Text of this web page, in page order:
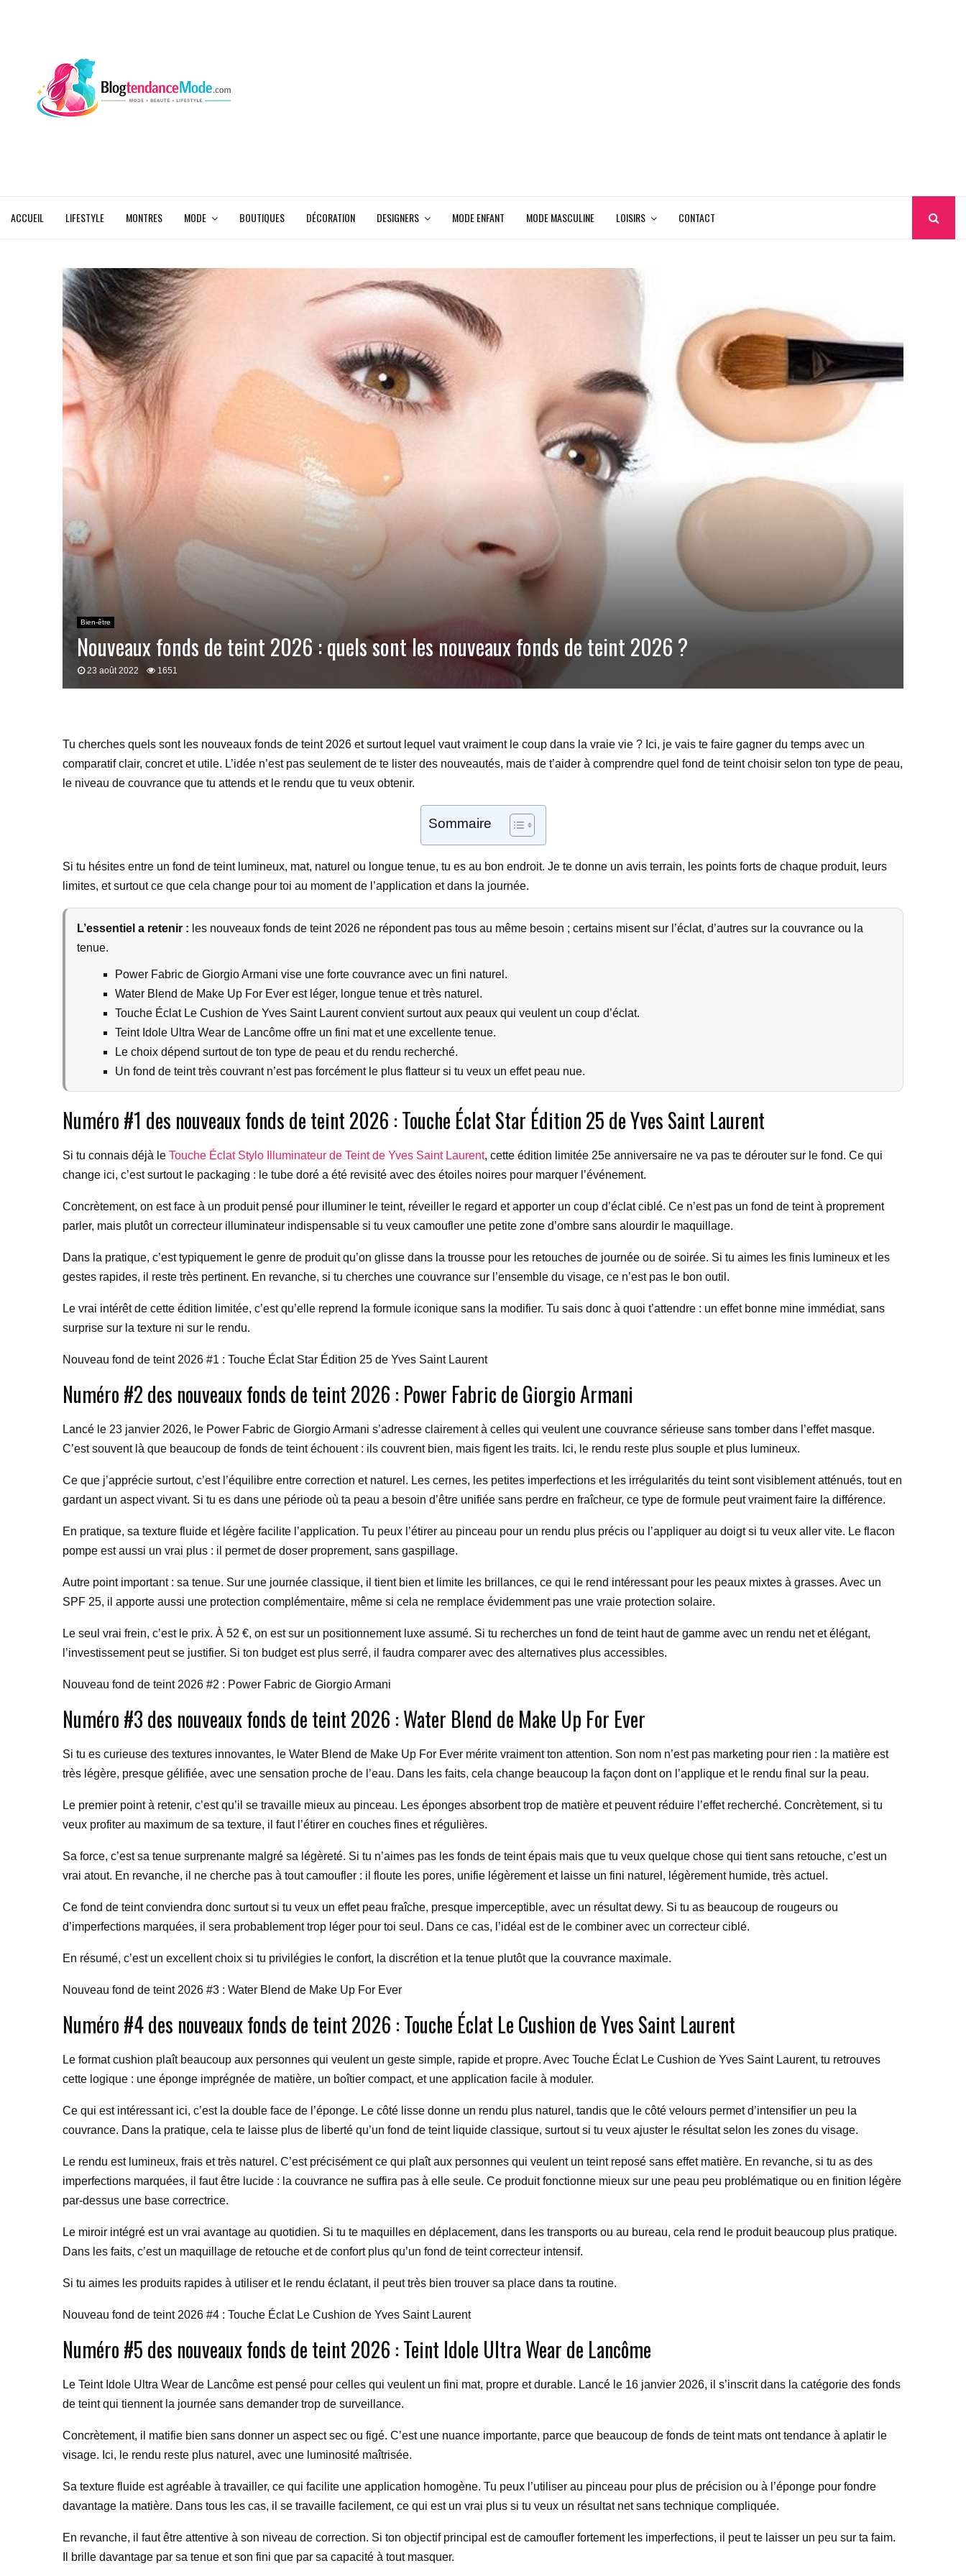
ACCUEIL LIFESTYLE MONTRES MODE BOUTIQUES DÉCORATION DESIGNERS MODE ENFANT MODE MASCULINE LOISIRS CONTACT
Bien-être
Nouveaux fonds de teint 2026 : quels sont les nouveaux fonds de teint 2026 ?
23 août 2022 1651
Tu cherches quels sont les nouveaux fonds de teint 2026 et surtout lequel vaut vraiment le coup dans la vraie vie ? Ici, je vais te faire gagner du temps avec un
comparatif clair, concret et utile. L’idée n’est pas seulement de te lister des nouveautés, mais de t’aider à comprendre quel fond de teint choisir selon ton type de peau,
le niveau de couvrance que tu attends et le rendu que tu veux obtenir.
Sommaire
Si tu hésites entre un fond de teint lumineux, mat, naturel ou longue tenue, tu es au bon endroit. Je te donne un avis terrain, les points forts de chaque produit, leurs
limites, et surtout ce que cela change pour toi au moment de l’application et dans la journée.
L’essentiel a retenir : les nouveaux fonds de teint 2026 ne répondent pas tous au même besoin ; certains misent sur l’éclat, d’autres sur la couvrance ou la
tenue.
Power Fabric de Giorgio Armani vise une forte couvrance avec un fini naturel.
Water Blend de Make Up For Ever est léger, longue tenue et très naturel.
Touche Éclat Le Cushion de Yves Saint Laurent convient surtout aux peaux qui veulent un coup d’éclat.
Teint Idole Ultra Wear de Lancôme offre un fini mat et une excellente tenue.
Le choix dépend surtout de ton type de peau et du rendu recherché.
Un fond de teint très couvrant n’est pas forcément le plus flatteur si tu veux un effet peau nue.
Numéro #1 des nouveaux fonds de teint 2026 : Touche Éclat Star Édition 25 de Yves Saint Laurent
Si tu connais déjà le Touche Éclat Stylo Illuminateur de Teint de Yves Saint Laurent, cette édition limitée 25e anniversaire ne va pas te dérouter sur le fond. Ce qui
change ici, c’est surtout le packaging : le tube doré a été revisité avec des étoiles noires pour marquer l’événement.
Concrètement, on est face à un produit pensé pour illuminer le teint, réveiller le regard et apporter un coup d’éclat ciblé. Ce n’est pas un fond de teint à proprement
parler, mais plutôt un correcteur illuminateur indispensable si tu veux camoufler une petite zone d’ombre sans alourdir le maquillage.
Dans la pratique, c’est typiquement le genre de produit qu’on glisse dans la trousse pour les retouches de journée ou de soirée. Si tu aimes les finis lumineux et les
gestes rapides, il reste très pertinent. En revanche, si tu cherches une couvrance sur l’ensemble du visage, ce n’est pas le bon outil.
Le vrai intérêt de cette édition limitée, c’est qu’elle reprend la formule iconique sans la modifier. Tu sais donc à quoi t’attendre : un effet bonne mine immédiat, sans
surprise sur la texture ni sur le rendu.
Nouveau fond de teint 2026 #1 : Touche Éclat Star Édition 25 de Yves Saint Laurent
Numéro #2 des nouveaux fonds de teint 2026 : Power Fabric de Giorgio Armani
Lancé le 23 janvier 2026, le Power Fabric de Giorgio Armani s’adresse clairement à celles qui veulent une couvrance sérieuse sans tomber dans l’effet masque.
C’est souvent là que beaucoup de fonds de teint échouent : ils couvrent bien, mais figent les traits. Ici, le rendu reste plus souple et plus lumineux.
Ce que j’apprécie surtout, c’est l’équilibre entre correction et naturel. Les cernes, les petites imperfections et les irrégularités du teint sont visiblement atténués, tout en
gardant un aspect vivant. Si tu es dans une période où ta peau a besoin d’être unifiée sans perdre en fraîcheur, ce type de formule peut vraiment faire la différence.
En pratique, sa texture fluide et légère facilite l’application. Tu peux l’étirer au pinceau pour un rendu plus précis ou l’appliquer au doigt si tu veux aller vite. Le flacon
pompe est aussi un vrai plus : il permet de doser proprement, sans gaspillage.
Autre point important : sa tenue. Sur une journée classique, il tient bien et limite les brillances, ce qui le rend intéressant pour les peaux mixtes à grasses. Avec un
SPF 25, il apporte aussi une protection complémentaire, même si cela ne remplace évidemment pas une vraie protection solaire.
Le seul vrai frein, c’est le prix. À 52 €, on est sur un positionnement luxe assumé. Si tu recherches un fond de teint haut de gamme avec un rendu net et élégant,
l’investissement peut se justifier. Si ton budget est plus serré, il faudra comparer avec des alternatives plus accessibles.
Nouveau fond de teint 2026 #2 : Power Fabric de Giorgio Armani
Numéro #3 des nouveaux fonds de teint 2026 : Water Blend de Make Up For Ever
Si tu es curieuse des textures innovantes, le Water Blend de Make Up For Ever mérite vraiment ton attention. Son nom n’est pas marketing pour rien : la matière est
très légère, presque gélifiée, avec une sensation proche de l’eau. Dans les faits, cela change beaucoup la façon dont on l’applique et le rendu final sur la peau.
Le premier point à retenir, c’est qu’il se travaille mieux au pinceau. Les éponges absorbent trop de matière et peuvent réduire l’effet recherché. Concrètement, si tu
veux profiter au maximum de sa texture, il faut l’étirer en couches fines et régulières.
Sa force, c’est sa tenue surprenante malgré sa légèreté. Si tu n’aimes pas les fonds de teint épais mais que tu veux quelque chose qui tient sans retouche, c’est un
vrai atout. En revanche, il ne cherche pas à tout camoufler : il floute les pores, unifie légèrement et laisse un fini naturel, légèrement humide, très actuel.
Ce fond de teint conviendra donc surtout si tu veux un effet peau fraîche, presque imperceptible, avec un résultat dewy. Si tu as beaucoup de rougeurs ou
d’imperfections marquées, il sera probablement trop léger pour toi seul. Dans ce cas, l’idéal est de le combiner avec un correcteur ciblé.
En résumé, c’est un excellent choix si tu privilégies le confort, la discrétion et la tenue plutôt que la couvrance maximale.
Nouveau fond de teint 2026 #3 : Water Blend de Make Up For Ever
Numéro #4 des nouveaux fonds de teint 2026 : Touche Éclat Le Cushion de Yves Saint Laurent
Le format cushion plaît beaucoup aux personnes qui veulent un geste simple, rapide et propre. Avec Touche Éclat Le Cushion de Yves Saint Laurent, tu retrouves
cette logique : une éponge imprégnée de matière, un boîtier compact, et une application facile à moduler.
Ce qui est intéressant ici, c’est la double face de l’éponge. Le côté lisse donne un rendu plus naturel, tandis que le côté velours permet d’intensifier un peu la
couvrance. Dans la pratique, cela te laisse plus de liberté qu’un fond de teint liquide classique, surtout si tu veux ajuster le résultat selon les zones du visage.
Le rendu est lumineux, frais et très naturel. C’est précisément ce qui plaît aux personnes qui veulent un teint reposé sans effet matière. En revanche, si tu as des
imperfections marquées, il faut être lucide : la couvrance ne suffira pas à elle seule. Ce produit fonctionne mieux sur une peau peu problématique ou en finition légère
par-dessus une base correctrice.
Le miroir intégré est un vrai avantage au quotidien. Si tu te maquilles en déplacement, dans les transports ou au bureau, cela rend le produit beaucoup plus pratique.
Dans les faits, c’est un maquillage de retouche et de confort plus qu’un fond de teint correcteur intensif.
Si tu aimes les produits rapides à utiliser et le rendu éclatant, il peut très bien trouver sa place dans ta routine.
Nouveau fond de teint 2026 #4 : Touche Éclat Le Cushion de Yves Saint Laurent
Numéro #5 des nouveaux fonds de teint 2026 : Teint Idole Ultra Wear de Lancôme
Le Teint Idole Ultra Wear de Lancôme est pensé pour celles qui veulent un fini mat, propre et durable. Lancé le 16 janvier 2026, il s’inscrit dans la catégorie des fonds
de teint qui tiennent la journée sans demander trop de surveillance.
Concrètement, il matifie bien sans donner un aspect sec ou figé. C’est une nuance importante, parce que beaucoup de fonds de teint mats ont tendance à aplatir le
visage. Ici, le rendu reste plus naturel, avec une luminosité maîtrisée.
Sa texture fluide est agréable à travailler, ce qui facilite une application homogène. Tu peux l’utiliser au pinceau pour plus de précision ou à l’éponge pour fondre
davantage la matière. Dans tous les cas, il se travaille facilement, ce qui est un vrai plus si tu veux un résultat net sans technique compliquée.
En revanche, il faut être attentive à son niveau de correction. Si ton objectif principal est de camoufler fortement les imperfections, il peut te laisser un peu sur ta faim.
Il brille davantage par sa tenue et son fini que par sa capacité à tout masquer.